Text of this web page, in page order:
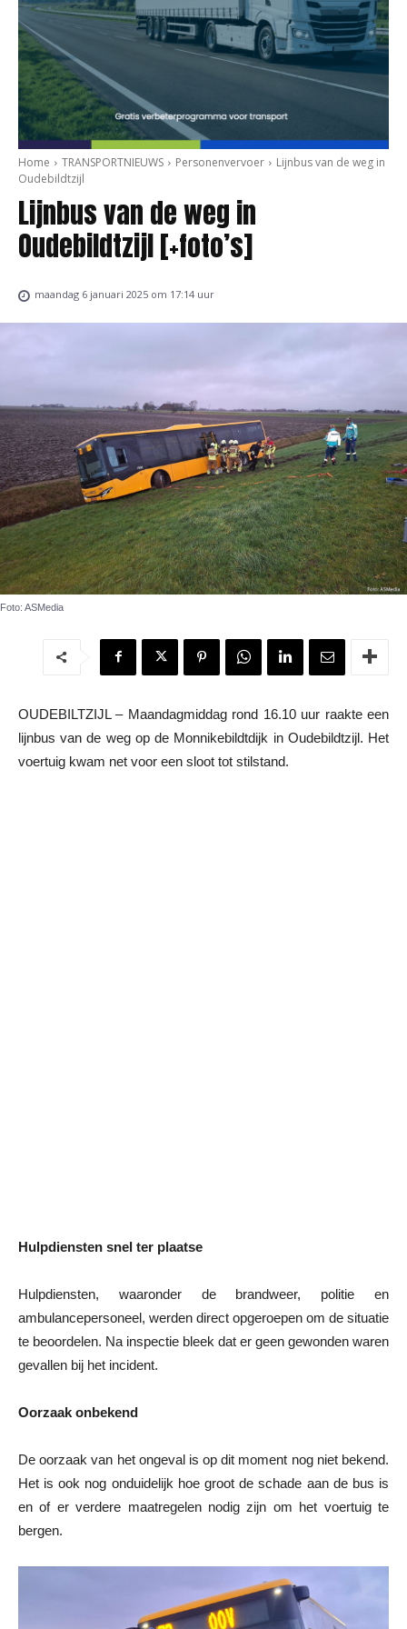
Home TRANSPORTNIEUWS Personenvervoer
Lijnbus van de weg in
Oudebildtzijl
Lijnbus van de weg in
Oudebildtzijl [+foto’s]
maandag 6 januari 2025 om 17:14 uur
Foto: ASMedia
OUDEBILTZIJL – Maandagmiddag rond 16.10 uur raakte een
lijnbus van de weg op de Monnikebildtdijk in Oudebildtzijl. Het
voertuig kwam net voor een sloot tot stilstand.
Hulpdiensten snel ter plaatse
Hulpdiensten, waaronder de brandweer, politie en
ambulancepersoneel, werden direct opgeroepen om de situatie
te beoordelen. Na inspectie bleek dat er geen gewonden waren
gevallen bij het incident.
Oorzaak onbekend
De oorzaak van het ongeval is op dit moment nog niet bekend.
Het is ook nog onduidelijk hoe groot de schade aan de bus is
en of er verdere maatregelen nodig zijn om het voertuig te
bergen.